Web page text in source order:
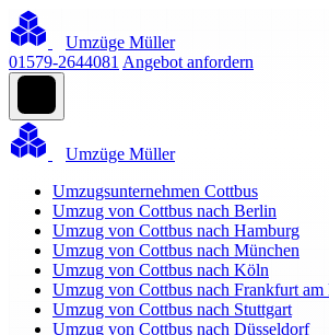
Umzüge Müller
01579-2644081 Angebot anfordern
Umzüge Müller
Umzugsunternehmen Cottbus
Umzug von Cottbus nach Berlin
Umzug von Cottbus nach Hamburg
Umzug von Cottbus nach München
Umzug von Cottbus nach Köln
Umzug von Cottbus nach Frankfurt am
Umzug von Cottbus nach Stuttgart
Umzug von Cottbus nach Düsseldorf